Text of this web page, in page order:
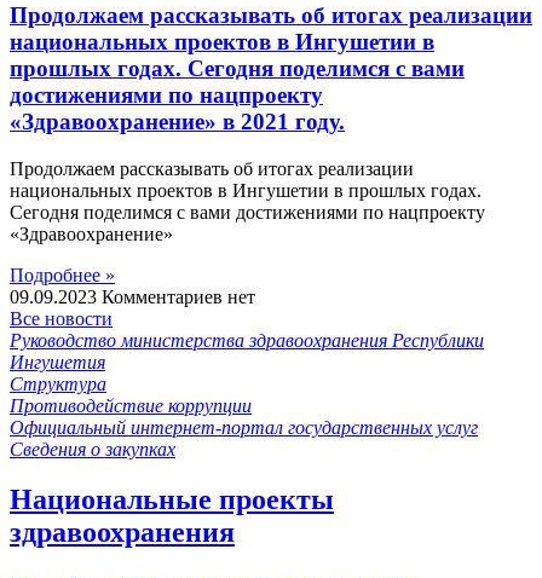
Продолжаем рассказывать об итогах реализации
национальных проектов в Ингушетии в
прошлых годах. Сегодня поделимся с вами
достижениями по нацпроекту
«Здравоохранение» в 2021 году.
Продолжаем рассказывать об итогах реализации
национальных проектов в Ингушетии в прошлых годах.
Сегодня поделимся с вами достижениями по нацпроекту
«Здравоохранение»
Подробнее »
09.09.2023 Комментариев нет
Все новости
Руководство министерства здравоохранения Республики
Ингушетия
Структура
Противодействие коррупции
Официальный интернет-портал государственных услуг
Сведения о закупках
Национальные проекты
здравоохранения